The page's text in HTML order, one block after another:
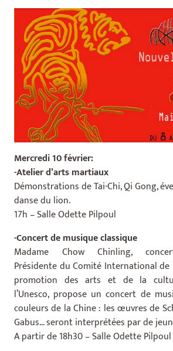
Mercredi 10 février:
-Atelier d’arts martiaux
Démonstrations de Tai-Chi, Qi Gong,
danse du lion.
17h – Salle Odette Pilpoul
-Concert de musique classique
Madame Chow Chinling,
Présidente du Comité International de
promotion des arts et de la
l’Unesco, propose un concert de
couleurs de la Chine : les œuvres de
Gabus… seront interprétées par de
A partir de 18h30 – Salle Odette Pilpoul